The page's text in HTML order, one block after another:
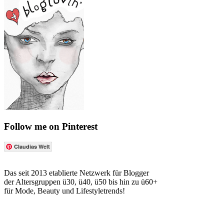
Follow me on Pinterest
Claudias Welt
Das seit 2013 etablierte Netzwerk für Blogger
der Altersgruppen ü30, ü40, ü50 bis hin zu ü60+
für Mode, Beauty und Lifestyletrends!